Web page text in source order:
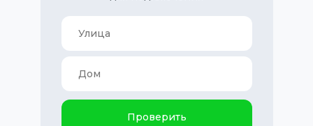
Проверить